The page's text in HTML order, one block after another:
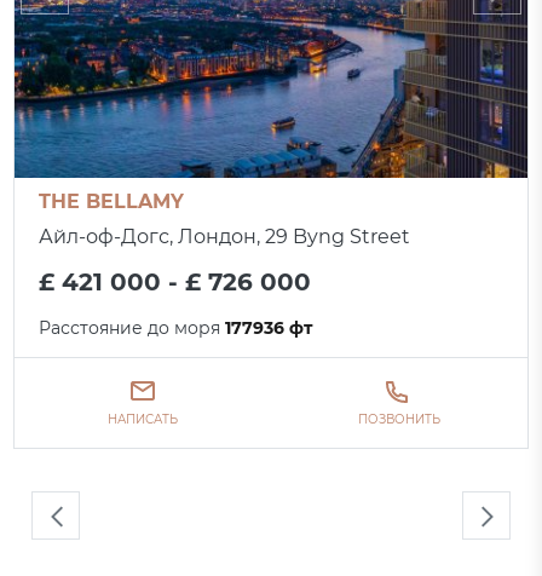
THE BELLAMY
Айл-оф-Догс, Лондон, 29 Byng Street
£ 421 000 - £ 726 000
Расстояние до моря177936 фт
НАПИСАТЬ ПОЗВОНИТЬ